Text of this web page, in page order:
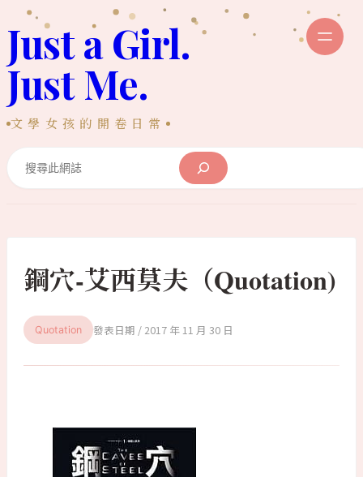
至
主
內
容
Just a Girl.
Just Me.
文學女孩的開卷日常
鋼穴-艾西莫夫（Quotation)
Quotation 2017 年 11 月 30 日